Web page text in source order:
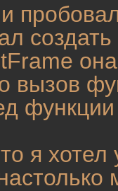
вызов
я хотел